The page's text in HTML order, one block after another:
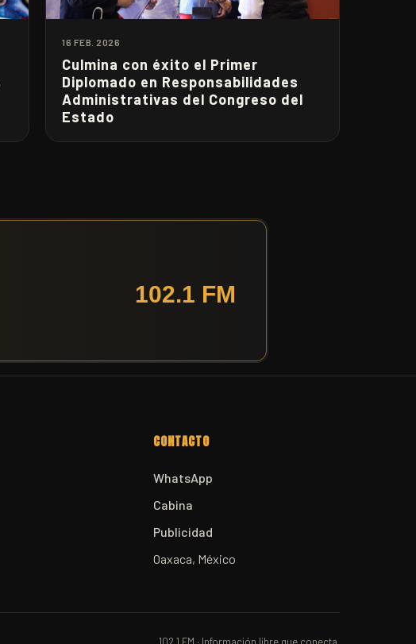
16 FEB. 2026
Culmina con éxito el Primer
Diplomado en Responsabilidades
Administrativas del Congreso del
Estado
CONTACTO
WhatsApp
Cabina
Publicidad
Oaxaca, México